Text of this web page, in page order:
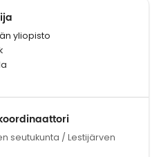
yliopisto
seutukunta / Lestijärven